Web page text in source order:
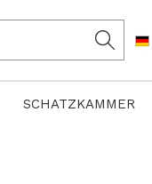
SCHATZKAMMER